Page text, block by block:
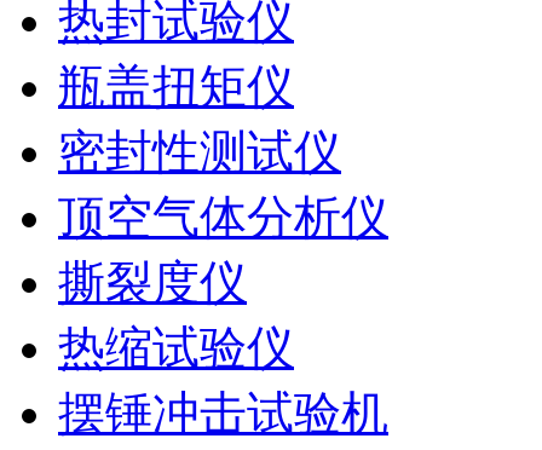
热封试验仪
瓶盖扭矩仪
密封性测试仪
顶空气体分析仪
撕裂度仪
热缩试验仪
摆锤冲击试验机